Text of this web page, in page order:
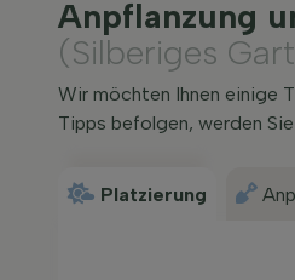
Anpflanzung
(Silberiges
Wir möchten Ihnen einige
Tipps befolgen, werden
Platzierung